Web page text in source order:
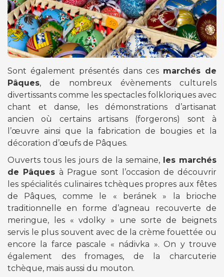
Sont également présentés dans ces marchés de
Pâques, de nombreux évènements culturels
divertissants comme les spectacles folkloriques avec
chant et danse, les démonstrations d’artisanat
ancien où certains artisans (forgerons) sont à
l’œuvre ainsi que la fabrication de bougies et la
décoration d’œufs de Pâques.
Ouverts tous les jours de la semaine, les marchés
de Pâques à Prague sont l’occasion de découvrir
les spécialités culinaires tchèques propres aux fêtes
de Pâques, comme le « beránek » la brioche
traditionnelle en forme d’agneau recouverte de
meringue, les « vdolky » une sorte de beignets
servis le plus souvent avec de la crème fouettée ou
encore la farce pascale « nádivka ». On y trouve
également des fromages, de la charcuterie
tchèque, mais aussi du mouton.